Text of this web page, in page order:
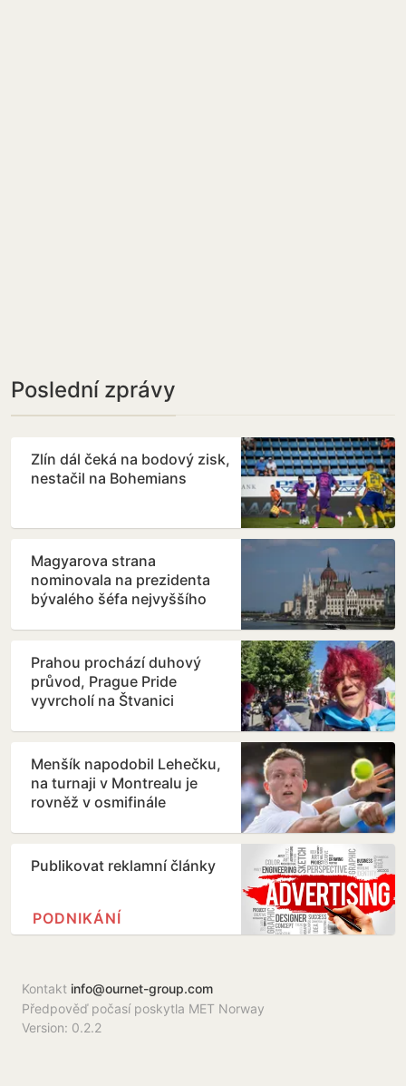
Poslední zprávy
Zlín dál čeká na bodový zisk,
nestačil na Bohemians
Magyarova strana
nominovala na prezidenta
bývalého šéfa nejvyššího
Prahou prochází duhový
průvod, Prague Pride
vyvrcholí na Štvanici
Menšík napodobil Lehečku,
na turnaji v Montrealu je
rovněž v osmifinále
Publikovat reklamní články
PODNIKÁNÍ
Kontakt info@ournet-group.com
Předpověď počasí poskytla MET Norway
Version: 0.2.2